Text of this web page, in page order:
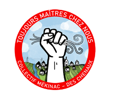
contenu